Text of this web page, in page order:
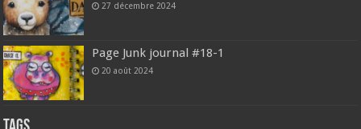
27 décembre 2024
Page Junk journal #18-1
20 août 2024